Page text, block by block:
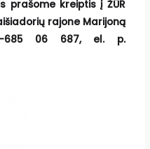
prašome kreiptis į ŽŪR
rajone Marijoną
685 06 687, el. p.